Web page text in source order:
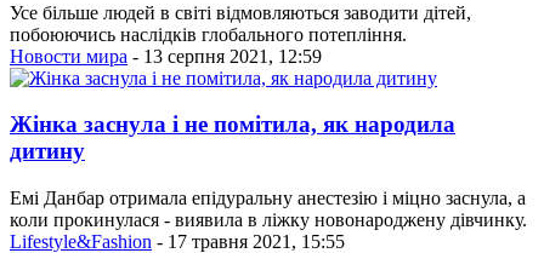
Усе більше людей в світі відмовляються заводити дітей,
побоюючись наслідків глобального потепління.
Новости мира - 13 серпня 2021, 12:59
Жінка заснула і не помітила, як народила
дитину
Емі Данбар отримала епідуральну анестезію і міцно заснула, а
коли прокинулася - виявила в ліжку новонароджену дівчинку.
Lifestyle&Fashion - 17 травня 2021, 15:55